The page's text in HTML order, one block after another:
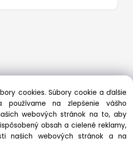
cookies. Súbory cookie a ďalšie
používame na zlepšenie vášho
webových stránok na to, aby
obsah a cielené reklamy,
našich webových stránok a na